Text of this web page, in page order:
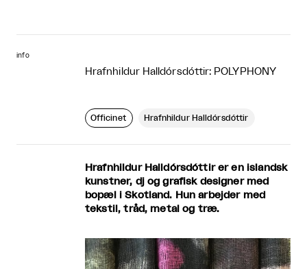
info
Hrafnhildur Halldórsdóttir: POLYPHONY
Officinet Hrafnhildur Halldórsdóttir
Hrafnhildur Halldórsdóttir er en islandsk
kunstner, dj og grafisk designer med
bopæl i Skotland. Hun arbejder med
tekstil, tråd, metal og træ.